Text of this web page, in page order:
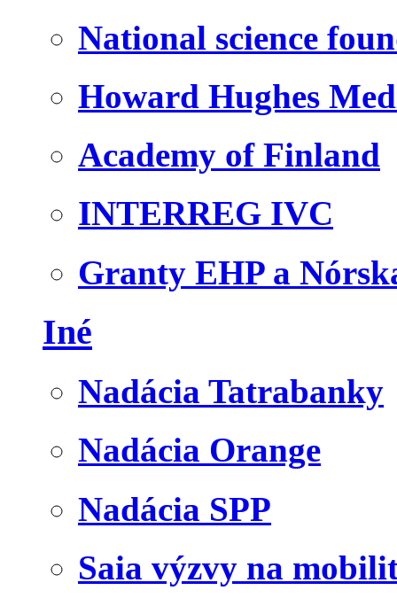
National science
Howard Hughes
Academy of Finland
INTERREG IVC
Granty EHP a
Iné
Nadácia Tatrabanky
Nadácia Orange
Nadácia SPP
Saia výzvy na